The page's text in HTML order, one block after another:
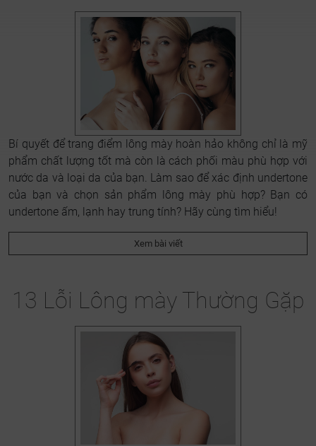
Bí quyết để trang điểm lông mày hoàn hảo không chỉ là mỹ
phẩm chất lượng tốt mà còn là cách phối màu phù hợp với
nước da và loại da của bạn. Làm sao để xác định undertone
của bạn và chọn sản phẩm lông mày phù hợp? Bạn có
undertone ấm, lạnh hay trung tính? Hãy cùng tìm hiểu!
Xem bài viết
13 Lỗi Lông mày Thường Gặp